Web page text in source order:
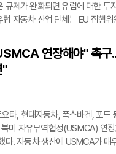
규제가 완화되면 유럽에 대한 투
자동차 산업 단체는 EU 집행
CEO는 브뤼셀이 2035년 휘발
럼 소비자에게 원하는 자동차를
사 CEO는 "규제에 크고 시급한 변
연장해야" 촉구
"
타, 현대자동차, 폭스바겐, 포드
미 자유무역협정(USMCA) 연
다. 자동차 생산에 USMCA가 매